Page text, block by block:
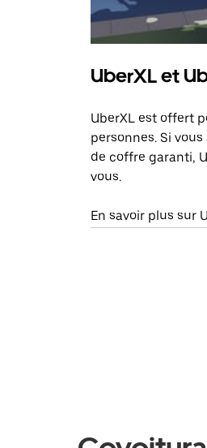
UberXL et
UberXL est offert
personnes. Si
de coffre garanti,
vous.
En savoir plus sur